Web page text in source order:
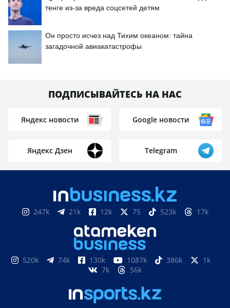
тенге из-за вреда соцсетей детям
Он просто исчез над Тихим океаном: тайна
загадочной авиакатастрофы
ПОДПИСЫВАЙТЕСЬ НА НАС
Яндекс новости Google новости
Яндекс Дзен Telegram
247k 21k 12k 75 523k 17k
520k 74k 130k 1087k 386k
1k
7k
56k